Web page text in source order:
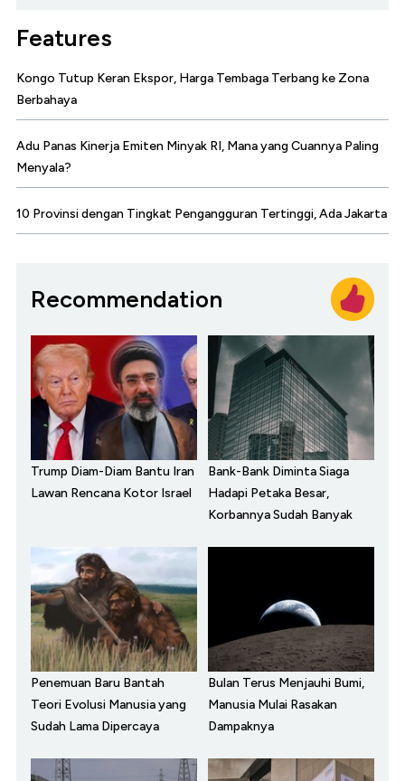
Features
Kongo Tutup Keran Ekspor, Harga Tembaga Terbang ke Zona
Berbahaya
Adu Panas Kinerja Emiten Minyak RI, Mana yang Cuannya Paling
Menyala?
10 Provinsi dengan Tingkat Pengangguran Tertinggi, Ada Jakarta
Recommendation
Trump Diam-Diam Bantu Iran
Lawan Rencana Kotor Israel
Bank-Bank Diminta Siaga
Hadapi Petaka Besar,
Korbannya Sudah Banyak
Penemuan Baru Bantah
Teori Evolusi Manusia yang
Sudah Lama Dipercaya
Bulan Terus Menjauhi Bumi,
Manusia Mulai Rasakan
Dampaknya